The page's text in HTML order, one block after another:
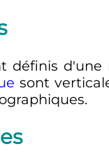
définis
sont